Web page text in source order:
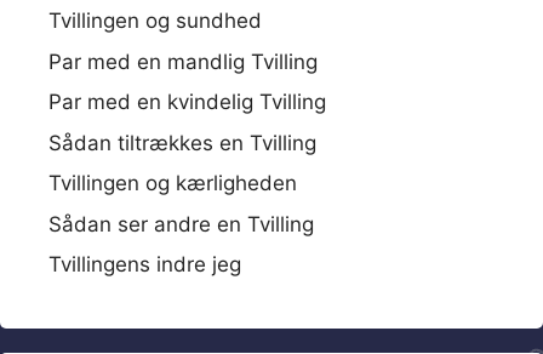
Tvillingen og sundhed
Par med en mandlig Tvilling
Par med en kvindelig Tvilling
Sådan tiltrækkes en Tvilling
Tvillingen og kærligheden
Sådan ser andre en Tvilling
Tvillingens indre jeg